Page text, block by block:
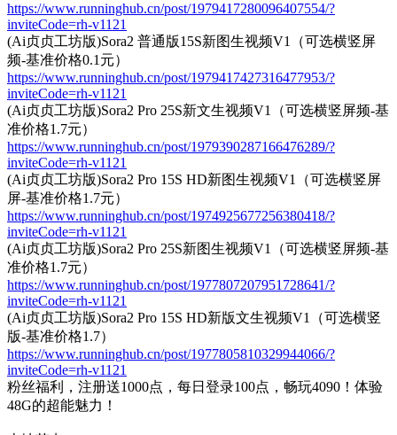
https://www.runninghub.cn/post/1979417280096407554/?
inviteCode=rh-v1121
(Ai贞贞工坊版)Sora2 普通版15S新图生视频V1（可选横竖屏
频-基准价格0.1元）
https://www.runninghub.cn/post/1979417427316477953/?
inviteCode=rh-v1121
(Ai贞贞工坊版)Sora2 Pro 25S新文生视频V1（可选横竖屏频-基
准价格1.7元）
https://www.runninghub.cn/post/1979390287166476289/?
inviteCode=rh-v1121
(Ai贞贞工坊版)Sora2 Pro 15S HD新图生视频V1（可选横竖屏
屏-基准价格1.7元）
https://www.runninghub.cn/post/1974925677256380418/?
inviteCode=rh-v1121
(Ai贞贞工坊版)Sora2 Pro 25S新图生视频V1（可选横竖屏频-基
准价格1.7元）
https://www.runninghub.cn/post/1977807207951728641/?
inviteCode=rh-v1121
(Ai贞贞工坊版)Sora2 Pro 15S HD新版文生视频V1（可选横竖
版-基准价格1.7）
https://www.runninghub.cn/post/1977805810329944066/?
inviteCode=rh-v1121
粉丝福利，注册送1000点，每日登录100点，畅玩4090！体验
48G的超能魅力！